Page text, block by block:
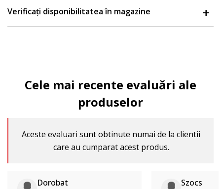
Verificați disponibilitatea în magazine
Cele mai recente evaluări ale
produselor
Aceste evaluari sunt obtinute numai de la clientii
care au cumparat acest produs.
Dorobat Szocs